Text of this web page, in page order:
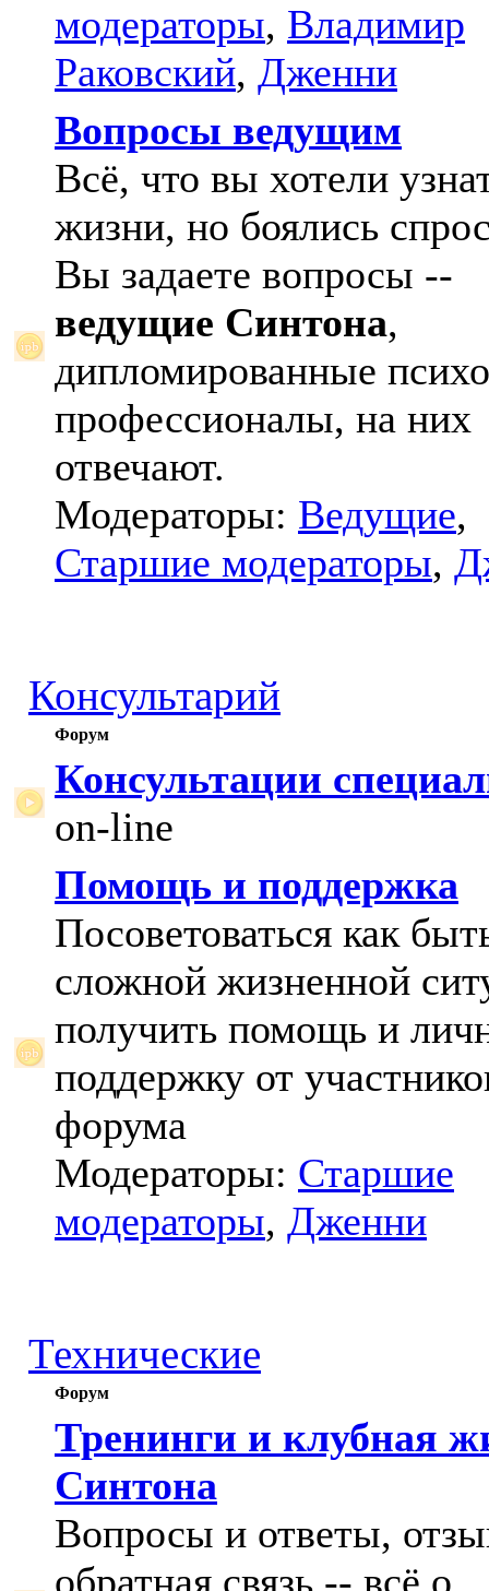
модераторы, Владимир
Раковский, Дженни
Вопросы ведущим
Всё, что вы хотели
жизни, но боялись
Вы задаете вопросы --
ведущие Синтона,
дипломированные
профессионалы, на них
отвечают.
Модераторы: Ведущие,
Старшие модераторы,
Консультарий
Форум
Консультации
on-line
Помощь и поддержка
Посоветоваться как
сложной жизненной
получить помощь и
поддержку от
форума
Модераторы: Старшие
модераторы, Дженни
Технические
Форум
Тренинги и клубная
Синтона
Вопросы и ответы,
обратная связь -- всё о